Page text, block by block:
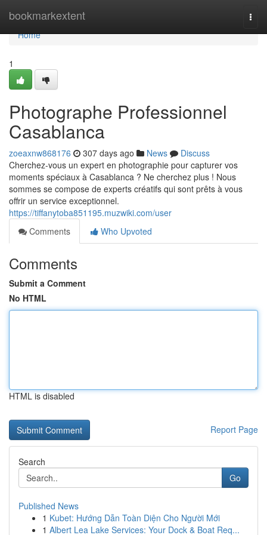
bookmarkextent
Home
Home
1
Photographe Professionnel
Casablanca
zoeaxnw868176 307 days ago News
Discuss
Cherchez-vous un expert en photographie pour capturer vos
moments spéciaux à Casablanca ? Ne cherchez plus ! Nous
sommes se compose de experts créatifs qui sont prêts à vous
offrir un service exceptionnel.
https://tiffanytoba851195.muzwiki.com/user
Comments
Who Upvoted
Comments
Submit a Comment
No HTML
HTML is disabled
Report Page
Search
Go
Published News
1 Kubet: Hướng Dẫn Toàn Diện Cho Người Mới
1 Albert Lea Lake Services: Your Dock & Boat Req...